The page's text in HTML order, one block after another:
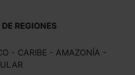
REGIONES
- CARIBE - AMAZONÍA -